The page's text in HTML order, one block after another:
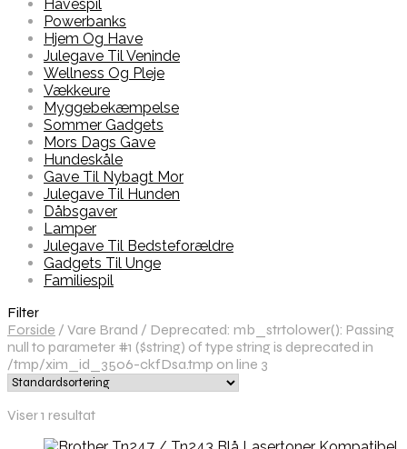
Havespil
Powerbanks
Hjem Og Have
Julegave Til Veninde
Wellness Og Pleje
Vækkeure
Myggebekæmpelse
Sommer Gadgets
Mors Dags Gave
Hundeskåle
Gave Til Nybagt Mor
Julegave Til Hunden
Dåbsgaver
Lamper
Julegave Til Bedsteforældre
Gadgets Til Unge
Familiespil
Filter
Forside / Vare Brand / Deprecated: mb_strtolower(): Passing
null to parameter #1 ($string) of type string is deprecated in
/tmp/xim_id_3506-ckfDsa.tmp on line 3
Viser 1 resultat